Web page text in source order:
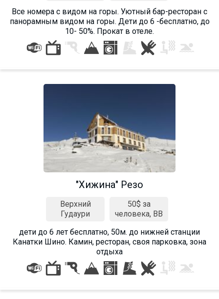
Все номера c видом на горы. Уютный бар-ресторан с
панорамным видом на горы. Дети до 6 -бесплатно, до
10- 50%. Прокат в отеле.
"Хижина" Резо
Верхний
Гудаури
50$ за
человека, BB
дети до 6 лет бесплатно, 50м. до нижней станции
Канатки Шино. Камин, ресторан, своя парковка, зона
отдыха
О Грузии
Визы и Документы
Что пить?
Деньги
Галерея